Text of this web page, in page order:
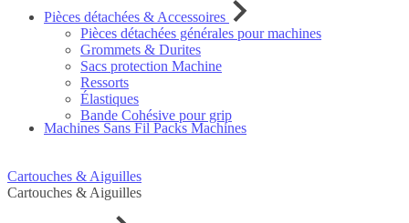
Pièces détachées & Accessoires
Pièces détachées générales pour machines
Grommets & Durites
Sacs protection Machine
Ressorts
Élastiques
Bande Cohésive pour grip
Machines Sans Fil Packs Machines
Cartouches & Aiguilles
Cartouches & Aiguilles